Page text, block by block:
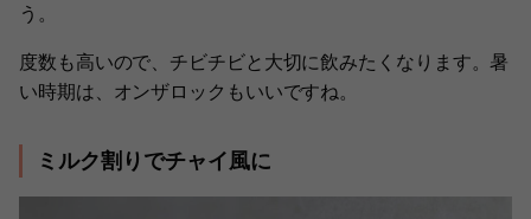
う。
度数も高いので、チビチビと大切に飲みたくなります。暑
い時期は、オンザロックもいいですね。
ミルク割りでチャイ風に